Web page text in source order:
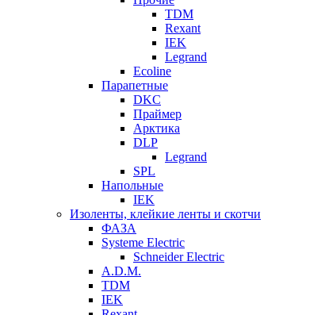
TDM
Rexant
IEK
Legrand
Ecoline
Парапетные
DKC
Праймер
Арктика
DLP
Legrand
SPL
Напольные
IEK
Изоленты, клейкие ленты и скотчи
ФАЗА
Systeme Electric
Schneider Electric
A.D.M.
TDM
IEK